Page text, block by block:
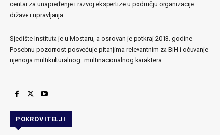
centar za unapređenje i razvoj ekspertize u području organizacije
države i upravljanja.
Sjedište Instituta je u Mostaru, a osnovan je potkraj 2013. godine.
Posebnu pozornost posvećuje pitanjima relevantnim za BiH i očuvanje
njenoga multikulturalnog i multinacionalnog karaktera.
POKROVITELJI